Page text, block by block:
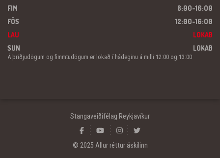
FIM
8:00-16:00
FÖS
12:00-16:00
LAU
LOKAÐ
SUN
LOKAÐ
Á þriðjudögum og fimmtudögum er lokað í hádeginu á milli 12:00 og 13:00
Stangaveiðifélag Reykjavíkur
© 2025 Allur réttur áskilinn